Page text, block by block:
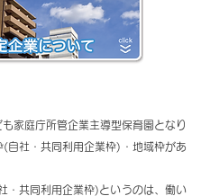
も家庭庁所管企業主導型保育園となり
自社・共同利用企業枠)・ 地域枠があ
・共同利用企業枠)というのは、働い